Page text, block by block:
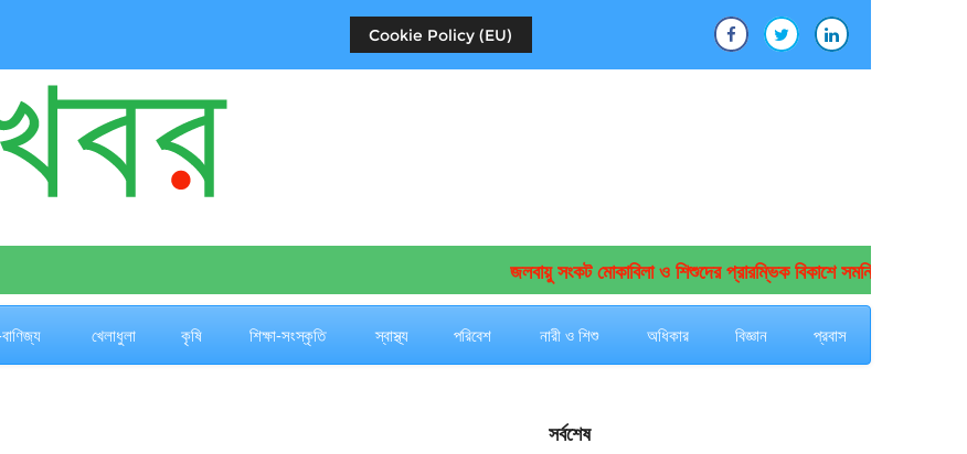
Cookie Policy (EU)
জলবায়ু সংকট মোকাবিলা ও শিশুদের প্রারম্ভিক বিকাশে সমন্বিত উদ্যোগের
খেলাধুলা কৃষি শিক্ষা-সংস্কৃতি স্বাস্থ্য পরিবেশ নারী ও শিশু অধিকার বিজ্ঞান প্রবাস
সর্বশেষ